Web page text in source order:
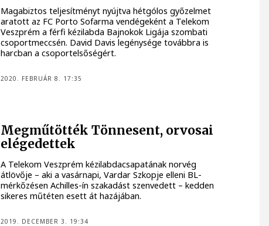
Magabiztos teljesítményt nyújtva hétgólos győzelmet
aratott az FC Porto Sofarma vendégeként a Telekom
Veszprém a férfi kézilabda Bajnokok Ligája szombati
csoportmeccsén. David Davis legénysége továbbra is
harcban a csoportelsőségért.
2020. FEBRUÁR 8. 17:35
Megműtötték Tönnesent, orvosai
elégedettek
A Telekom Veszprém kézilabdacsapatának norvég
átlövője – aki a vasárnapi, Vardar Szkopje elleni BL-
mérkőzésen Achilles-ín szakadást szenvedett – kedden
sikeres műtéten esett át hazájában.
2019. DECEMBER 3. 19:34